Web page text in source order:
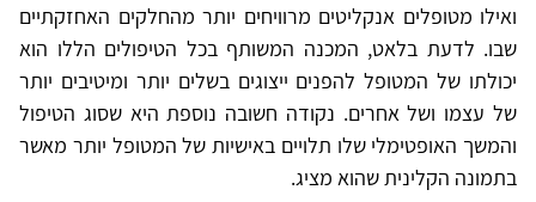
ואילו מטופלים אנקליטים מרוויחים יותר מהחלקים האחזקתיים
שבו. לדעת בלאט, המכנה המשותף בכל הטיפולים הללו הוא
יכולתו של המטופל להפנים ייצוגים בשלים יותר ומיטיבים יותר
של עצמו ושל אחרים. נקודה חשובה נוספת היא שסוג הטיפול
והמשך האופטימלי שלו תלויים באישיות של המטופל יותר מאשר
בתמונה הקלינית שהוא מציג.